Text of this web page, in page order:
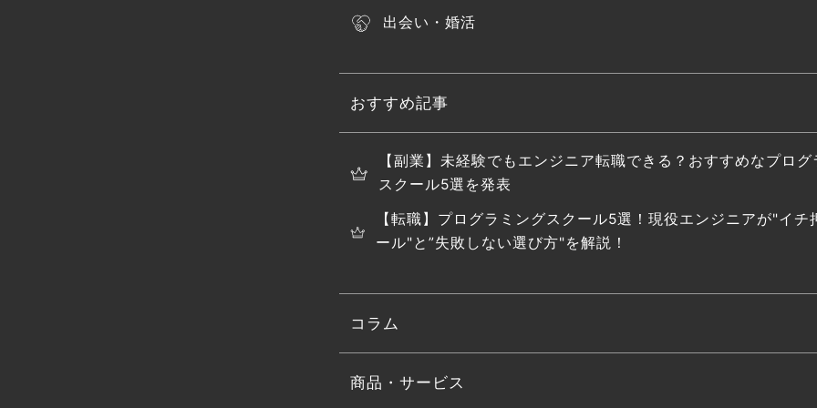
出会い・婚活
おすすめ記事
【副業】未経験でもエンジニア転職できる？おすすめなプログ
スクール5選を発表
【転職】プログラミングスクール5選！現役エンジニアが"イチ
ール"と”失敗しない選び方"を解説！
コラム
商品・サービス